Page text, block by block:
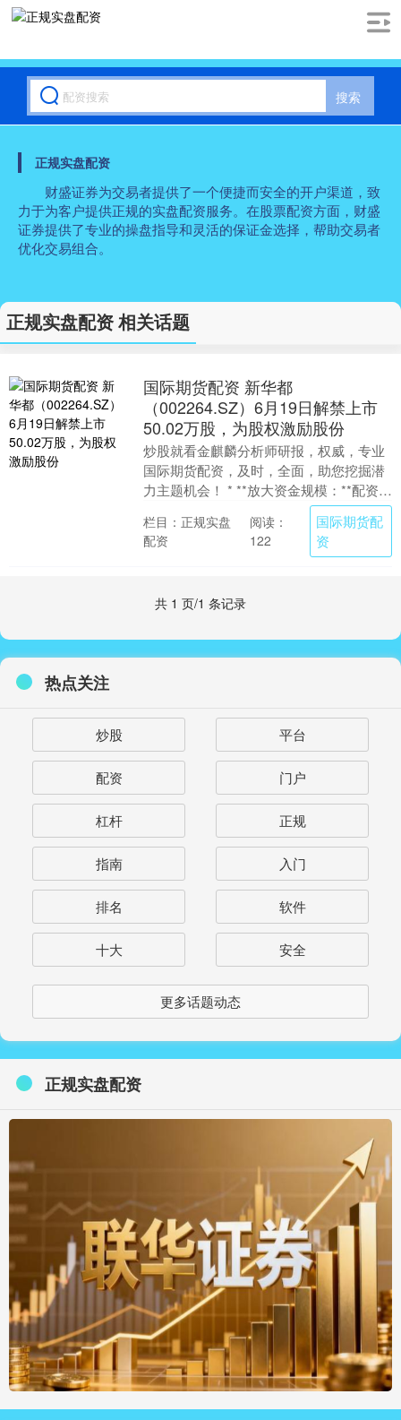
搜索
正规实盘配资
财盛证券为交易者提供了一个便捷而安全的开户渠道，致
力于为客户提供正规的实盘配资服务。在股票配资方面，财盛
证券提供了专业的操盘指导和灵活的保证金选择，帮助交易者
优化交易组合。
正规实盘配资 相关话题
国际期货配资 新华都
（002264.SZ）6月19日解禁上市
50.02万股，为股权激励股份
炒股就看金麒麟分析师研报，权威，专业
国际期货配资，及时，全面，助您挖掘潜
力主题机会！ * **放大资金规模：**配资可
以将投资者的资金放大数倍，从而增加投
资额度....
栏目：正规实盘
配资
阅读：
122
国际期货配
资
共 1 页/1 条记录
热点关注
炒股 平台
配资 门户
杠杆 正规
指南 入门
排名 软件
十大 安全
更多话题动态
正规实盘配资